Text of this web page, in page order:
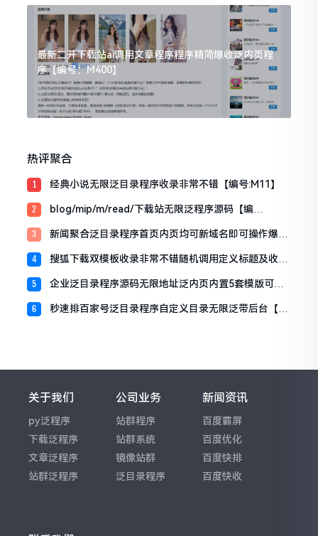
最新二开下载站ai调用文章程序程序精简爆收泛内页程
序【编号：M400】
热评聚合
1 经典小说无限泛目录程序收录非常不错【编号:M11】
2
blog/mip/m/read/下载站无限泛程序源码【编
3
新闻聚合泛目录程序首页内页均可新域名即可操作爆权
4
搜狐下载双模板收录非常不错随机调用定义标题及收录
5
企业泛目录程序源码无限地址泛内页内置5套模版可以
6
秒速排百家号泛目录程序自定义目录无限泛带后台【编
关于我们
py泛程序
下载泛程序
文章泛程序
站群泛程序
公司业务
站群程序
站群系统
镜像站群
泛目录程序
新闻资讯
百度霸屏
百度优化
百度快排
百度快收